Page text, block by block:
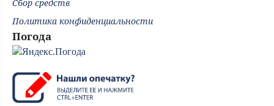
Сбор средств
Политика конфиденциальности
Погода